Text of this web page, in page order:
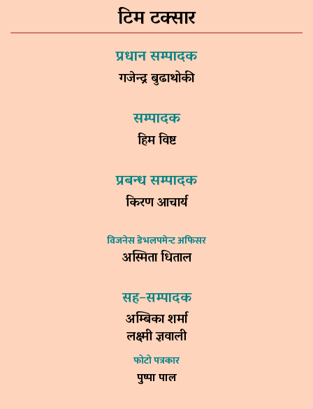
टिम टक्सार
प्रधान सम्पादक
गजेन्द्र बुढाथोकी
सम्पादक
हिम विष्ट
प्रबन्ध सम्पादक
किरण आचार्य
विजनेस डेभलपमेन्ट अफिसर
अस्मिता धिताल
सह–सम्पादक
अम्बिका शर्मा
लक्ष्मी ज्ञवाली
फोटो पत्रकार
पुष्पा पाल